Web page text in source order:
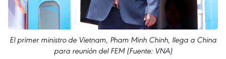
El primer ministro de Vietnam, Pham Minh Chinh, llega a China
para reunión del FEM (Fuente: VNA)